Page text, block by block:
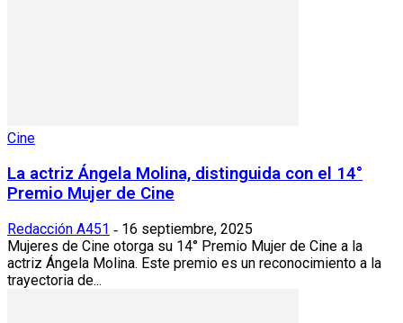
Cine
La actriz Ángela Molina, distinguida con el 14°
Premio Mujer de Cine
Redacción A451 - 16 septiembre, 2025
Mujeres de Cine otorga su 14° Premio Mujer de Cine a la
actriz Ángela Molina. Este premio es un reconocimiento a la
trayectoria de...